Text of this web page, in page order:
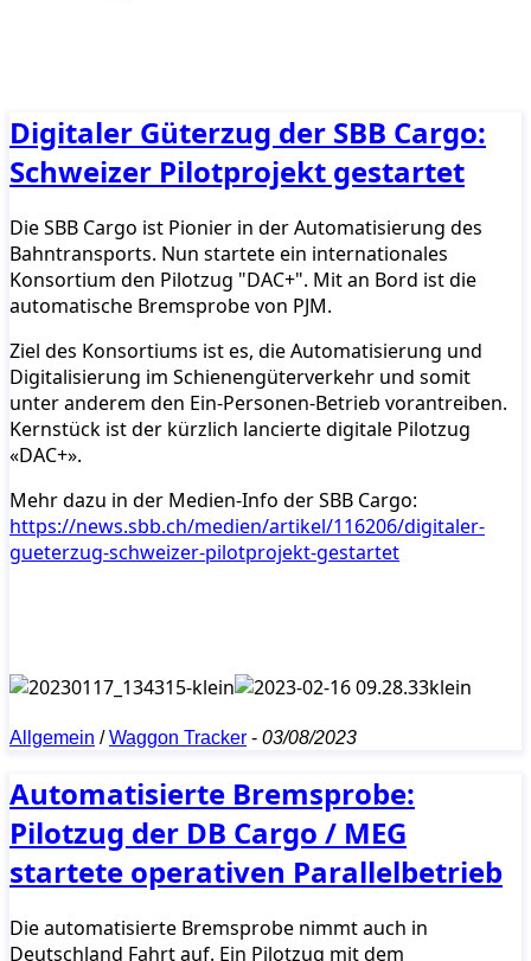
Digitaler Güterzug der SBB Cargo:
Schweizer Pilotprojekt gestartet
Die SBB Cargo ist Pionier in der Automatisierung des
Bahntransports. Nun startete ein internationales
Konsortium den Pilotzug "DAC+". Mit an Bord ist die
automatische Bremsprobe von PJM.
Ziel des Konsortiums ist es, die Automatisierung und
Digitalisierung im Schienengüterverkehr und somit
unter anderem den Ein-Personen-Betrieb vorantreiben.
Kernstück ist der kürzlich lancierte digitale Pilotzug
«DAC+».
Mehr dazu in der Medien-Info der SBB Cargo:
https://news.sbb.ch/medien/artikel/116206/digitaler-
gueterzug-schweizer-pilotprojekt-gestartet
Allgemein /Waggon Tracker - 03/08/2023
Automatisierte Bremsprobe:
Pilotzug der DB Cargo / MEG
startete operativen Parallelbetrieb
Die automatisierte Bremsprobe nimmt auch in
Deutschland Fahrt auf. Ein Pilotzug mit dem